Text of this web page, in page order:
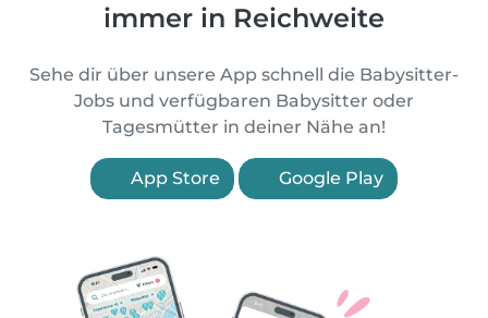
immer in Reichweite
Sehe dir über unsere App schnell die Babysitter-
Jobs und verfügbaren Babysitter oder
Tagesmütter in deiner Nähe an!
App Store Google Play